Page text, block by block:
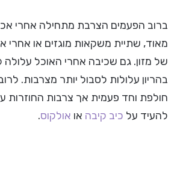
ברוב הפעמים הצרבת מתחילה אחרי
מאוד, שתיית משקאות מוגזים או אחרי
של מזון. גם שכיבה אחרי האוכל
בהריון עלולות לסבול יותר מצרבות.
חולפת וחד פעמית אך צרבות החוזרות
להעיד על כיב קיבה או אולקוס.